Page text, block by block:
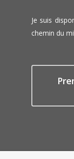
Je suis
chemin du